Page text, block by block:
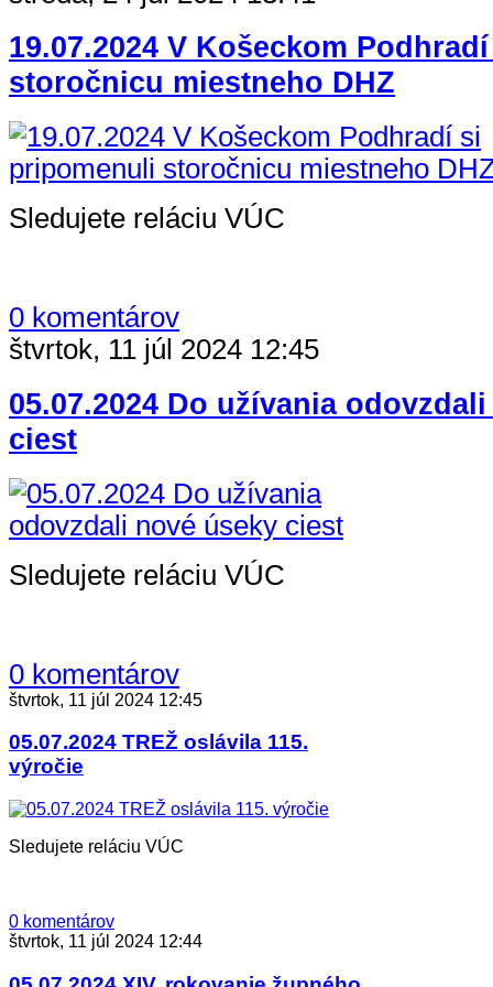
19.07.2024 V Košeckom
storočnicu miestneho DHZ
Sledujete reláciu VÚC
0 komentárov
štvrtok, 11 júl 2024 12:45
05.07.2024 Do užívania
ciest
Sledujete reláciu VÚC
0 komentárov
štvrtok, 11 júl 2024 12:45
05.07.2024 TREŽ oslávila 115.
výročie
Sledujete reláciu VÚC
0 komentárov
štvrtok, 11 júl 2024 12:44